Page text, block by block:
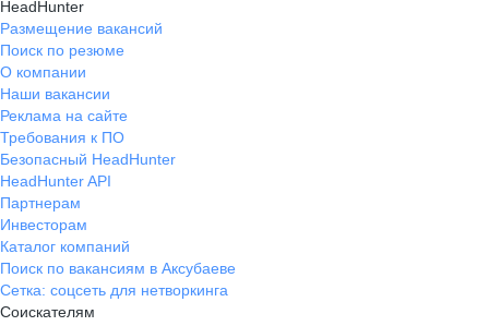
HeadHunter
Размещение вакансий
Поиск по резюме
О компании
Наши вакансии
Реклама на сайте
Требования к ПО
Безопасный HeadHunter
HeadHunter API
Партнерам
Инвесторам
Каталог компаний
Поиск по вакансиям в Аксубаеве
Сетка: соцсеть для нетворкинга
Соискателям